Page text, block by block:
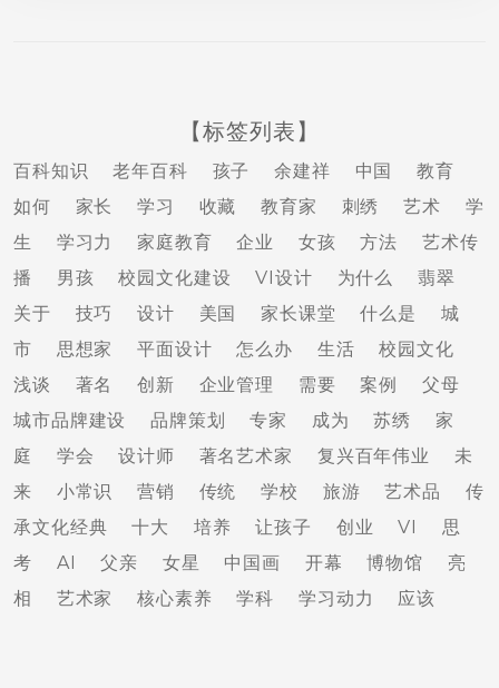
【标签列表】
百科知识 老年百科 孩子 余建祥 中国
教育
如何
家长 学习 收藏 教育家 刺绣 艺术
学
生
学习力 家庭教育 企业 女孩 方法
艺术传
播
男孩 校园文化建设 VI设计 为什么
翡翠
关于
技巧 设计 美国 家长课堂 什么是
城
市
思想家 平面设计 怎么办 生活
校园文化
浅谈
著名 创新 企业管理 需要 案例
父母
城市品牌建设
品牌策划 专家 成为 苏绣
家
庭
学会 设计师 著名艺术家 复兴百年伟业
未
来
小常识 营销 传统 学校 旅游 艺术品
传
承文化经典
十大 培养 让孩子 创业 VI
思
考
AI 父亲 女星 中国画 开幕 博物馆
亮
相
艺术家 核心素养 学科 学习动力 应该